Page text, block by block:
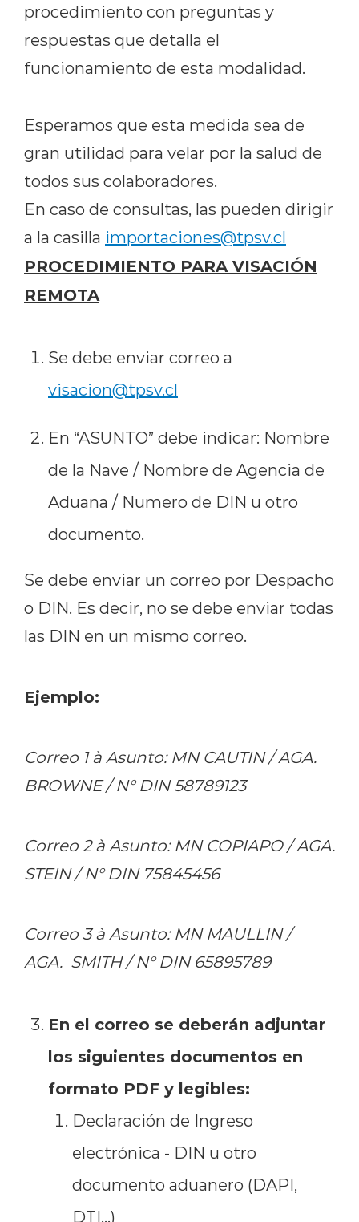
procedimiento con preguntas y
respuestas que detalla el
funcionamiento de esta modalidad.
Esperamos que esta medida sea de
gran utilidad para velar por la salud de
todos sus colaboradores.
En caso de consultas, las pueden dirigir
a la casilla importaciones@tpsv.cl
PROCEDIMIENTO PARA VISACIÓN
REMOTA
Se debe enviar correo a
visacion@tpsv.cl
En “ASUNTO” debe indicar: Nombre
de la Nave / Nombre de Agencia de
Aduana / Numero de DIN u otro
documento.
Se debe enviar un correo por Despacho
o DIN. Es decir, no se debe enviar todas
las DIN en un mismo correo.
Ejemplo:
Correo 1 à Asunto: MN CAUTIN / AGA.
BROWNE / N° DIN 58789123
Correo 2 à Asunto: MN COPIAPO / AGA.
STEIN / N° DIN 75845456
Correo 3 à Asunto: MN MAULLIN /
AGA. SMITH / N° DIN 65895789
En el correo se deberán adjuntar
los siguientes documentos en
formato PDF y legibles:
Declaración de Ingreso
electrónica - DIN u otro
documento aduanero (DAPI,
DTI…)